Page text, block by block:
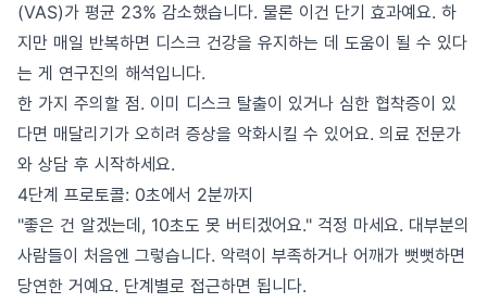
(VAS)가 평균 23% 감소했습니다. 물론 이건 단기 효과예요. 하
지만 매일 반복하면 디스크 건강을 유지하는 데 도움이 될 수 있다
는 게 연구진의 해석입니다.
한 가지 주의할 점. 이미 디스크 탈출이 있거나 심한 협착증이 있
다면 매달리기가 오히려 증상을 악화시킬 수 있어요. 의료 전문가
와 상담 후 시작하세요.
4단계 프로토콜: 0초에서 2분까지
"좋은 건 알겠는데, 10초도 못 버티겠어요." 걱정 마세요. 대부분의
사람들이 처음엔 그렇습니다. 악력이 부족하거나 어깨가 뻣뻣하면
당연한 거예요. 단계별로 접근하면 됩니다.